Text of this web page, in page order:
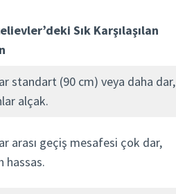
Sık Karşılaşılan
standart (90 cm) veya daha dar,
alçak.
arası geçiş mesafesi çok dar,
hassas.